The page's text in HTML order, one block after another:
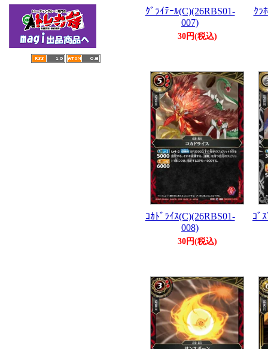
ｸﾞﾗｲﾃｰﾙ(C)(26RBS01-
007)
30円(税込)
ｸﾗ
ｺｶﾄﾞﾗｲｽ(C)(26RBS01-
008)
30円(税込)
ｺﾞ